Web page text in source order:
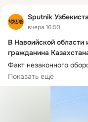
Sputnik
вчера 16:50
В Навоийской области
гражданина
Факт незаконного
Канимехском районе
По данным ведомства,
Казахстана,
Следствие
Показать еще